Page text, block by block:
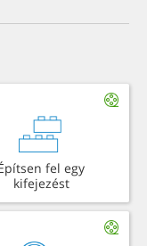
fel egy
kifejezést